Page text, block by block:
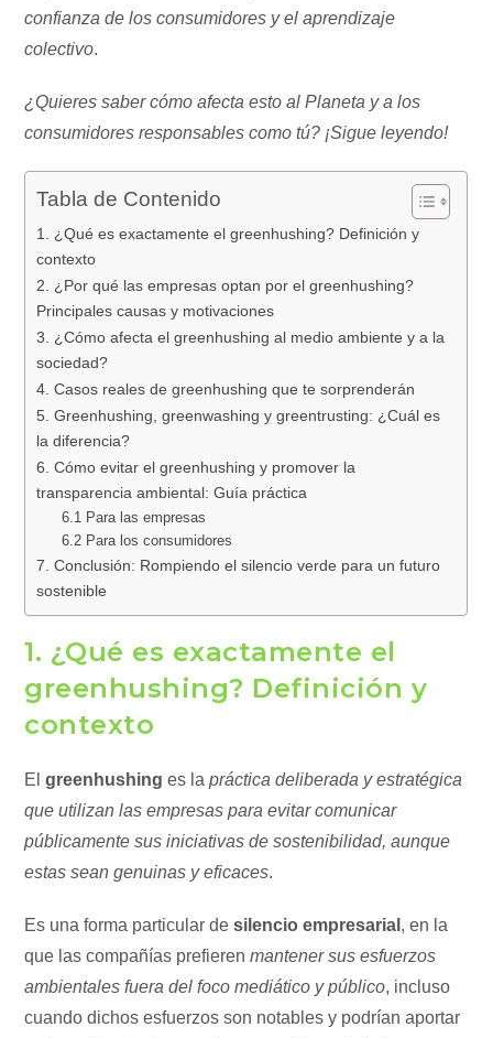
confianza de los consumidores y el aprendizaje
colectivo.
¿Quieres saber cómo afecta esto al Planeta y a los
consumidores responsables como tú? ¡Sigue leyendo!
Tabla de Contenido
1. ¿Qué es exactamente el greenhushing? Definición y
contexto
2. ¿Por qué las empresas optan por el greenhushing?
Principales causas y motivaciones
3. ¿Cómo afecta el greenhushing al medio ambiente y a la
sociedad?
4. Casos reales de greenhushing que te sorprenderán
5. Greenhushing, greenwashing y greentrusting: ¿Cuál es
la diferencia?
6. Cómo evitar el greenhushing y promover la
transparencia ambiental: Guía práctica
6.1 Para las empresas
6.2 Para los consumidores
7. Conclusión: Rompiendo el silencio verde para un futuro
sostenible
1. ¿Qué es exactamente el
greenhushing? Definición y
contexto
Elgreenhushing es la práctica deliberada y estratégica
que utilizan las empresas para evitar comunicar
públicamente sus iniciativas de sostenibilidad, aunque
estas sean genuinas y eficaces.
Es una forma particular desilencio empresarial , en la
que las compañías prefierenmantener sus esfuerzos
ambientales fuera del foco mediático y público, incluso
cuando dichos esfuerzos son notables y podrían aportar